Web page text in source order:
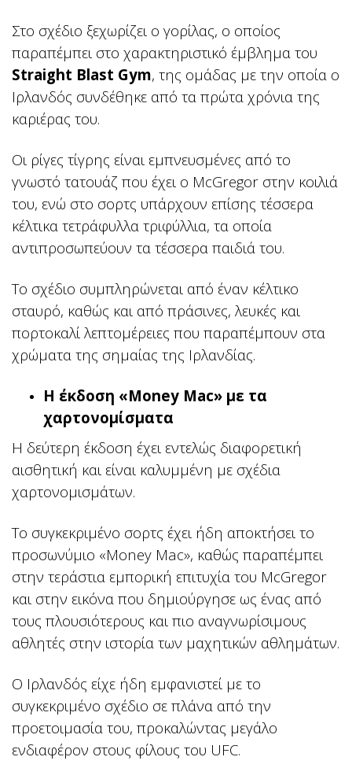
Στο σχέδιο ξεχωρίζει ο γορίλας, ο οποίος
παραπέμπει στο χαρακτηριστικό έμβλημα του
Straight Blast Gym, της ομάδας με την οποία ο
Ιρλανδός συνδέθηκε από τα πρώτα χρόνια της
καριέρας του.
Οι ρίγες τίγρης είναι εμπνευσμένες από το
γνωστό τατουάζ που έχει ο McGregor στην κοιλιά
του, ενώ στο σορτς υπάρχουν επίσης τέσσερα
κέλτικα τετράφυλλα τριφύλλια, τα οποία
αντιπροσωπεύουν τα τέσσερα παιδιά του.
Το σχέδιο συμπληρώνεται από έναν κέλτικο
σταυρό, καθώς και από πράσινες, λευκές και
πορτοκαλί λεπτομέρειες που παραπέμπουν στα
χρώματα της σημαίας της Ιρλανδίας.
Η έκδοση «Money Mac» με τα
χαρτονομίσματα
Η δεύτερη έκδοση έχει εντελώς διαφορετική
αισθητική και είναι καλυμμένη με σχέδια
χαρτονομισμάτων.
Το συγκεκριμένο σορτς έχει ήδη αποκτήσει το
προσωνύμιο «Money Mac», καθώς παραπέμπει
στην τεράστια εμπορική επιτυχία του McGregor
και στην εικόνα που δημιούργησε ως ένας από
τους πλουσιότερους και πιο αναγνωρίσιμους
αθλητές στην ιστορία των μαχητικών αθλημάτων.
Ο Ιρλανδός είχε ήδη εμφανιστεί με το
συγκεκριμένο σχέδιο σε πλάνα από την
προετοιμασία του, προκαλώντας μεγάλο
ενδιαφέρον στους φίλους του UFC.